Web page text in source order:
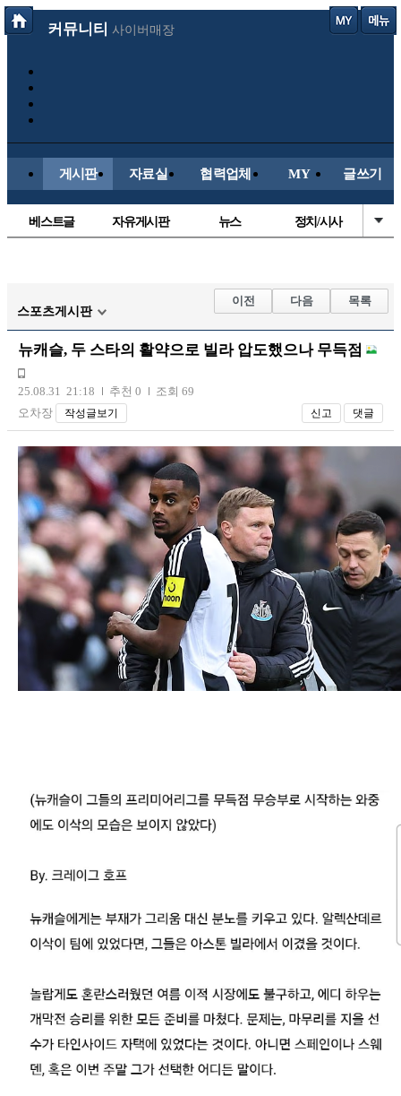
커뮤니티 사이버매장
게시판 자료실 협력업체 MY 글쓰기
베스트글 자유게시판 뉴스 정치/시사
해외축구
국내축구
스포츠게시판
이전 다음 목록
뉴캐슬, 두 스타의 활약으로 빌라 압도했으나 무득점
25.08.31 21:18 추천 0
조회 69
오차장
작성글보기 신고 댓글